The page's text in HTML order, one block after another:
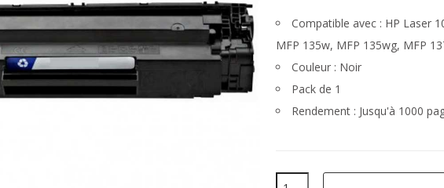
Compatible avec : HP Laser
MFP 135w, MFP 135wg, MFP
Couleur : Noir
Pack de 1
Rendement : Jusqu'à 1000